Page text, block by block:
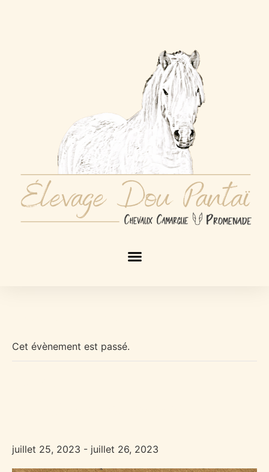
Cet évènement est passé.
juillet 25, 2023 - juillet 26, 2023